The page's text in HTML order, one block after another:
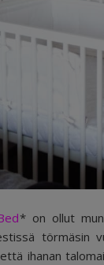
* on ollut
törmäsin
ihanan